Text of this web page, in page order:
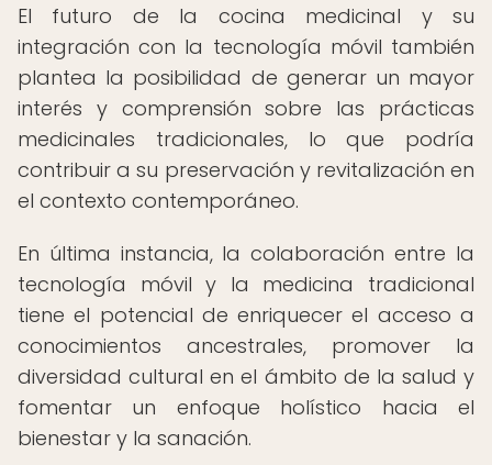
El futuro de la cocina medicinal y su
integración con la tecnología móvil también
plantea la posibilidad de generar un mayor
interés y comprensión sobre las prácticas
medicinales tradicionales, lo que podría
contribuir a su preservación y revitalización en
el contexto contemporáneo.
En última instancia, la colaboración entre la
tecnología móvil y la medicina tradicional
tiene el potencial de enriquecer el acceso a
conocimientos ancestrales, promover la
diversidad cultural en el ámbito de la salud y
fomentar un enfoque holístico hacia el
bienestar y la sanación.